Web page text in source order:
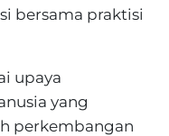
bersama praktisi
upaya
yang
perkembangan